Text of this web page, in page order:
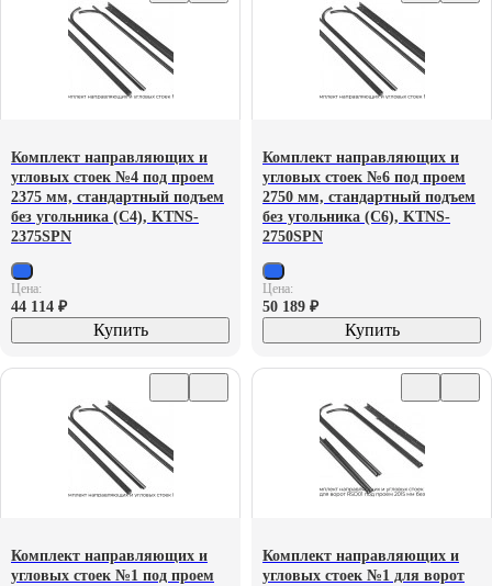
Комплект направляющих и
угловых стоек №4 под проем
2375 мм, стандартный подъем
без угольника (С4), KTNS-
2375SPN
Цена:
44 114 ₽
Купить
Комплект направляющих и
угловых стоек №6 под проем
2750 мм, стандартный подъем
без угольника (С6), KTNS-
2750SPN
Цена:
50 189 ₽
Купить
Комплект направляющих и
угловых стоек №1 под проем
Комплект направляющих и
угловых стоек №1 для ворот